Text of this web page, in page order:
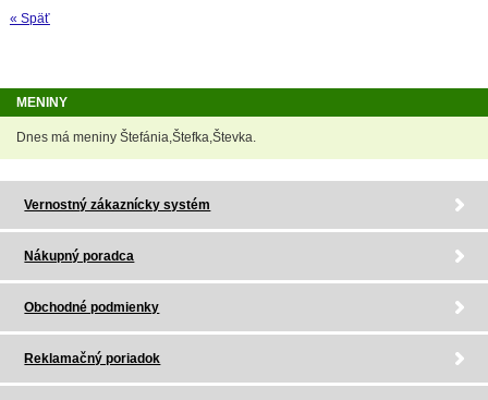
« Späť
MENINY
Dnes má meniny Štefánia,Štefka,Števka.
Vernostný zákaznícky systém
Nákupný poradca
Obchodné podmienky
Reklamačný poriadok